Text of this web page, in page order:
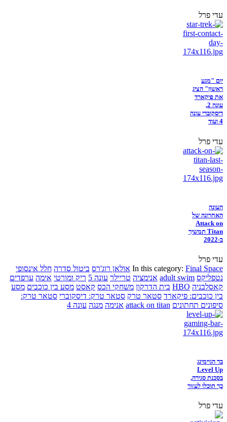
עדי פרל
יום "מגע
ראשון" הציג
את פיקארד
עונה 2,
דיסקוברי עונה
4 ועוד
עדי פרל
העונה
האחרונה של
Attack on
Titan תמשיך
ב-2022
עדי פרל
In this category: Final Space אולאן רוג'רס ביטול סדרה חלל אינסופי
נטפליקס adult swim אנימציה טריילר עונה 5 ריק ומורטי אימה ערפדים
קאסלבניה HBO בית הדרקון משחקי הכס קאסט מסע בין כוכבים מסע
בין כוכבים: פיקארד סטאר טרק סטאר טרק: דיסקוברי סטאר טרק:
סיפונים תחתונים attack on titan אנימה מנגה עונה 4
בר הגיימינג
Level Up
בסכנת סגירה,
כך תוכלו לעזור
עדי פרל